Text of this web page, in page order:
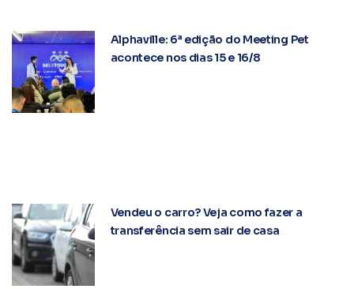
Alphaville: 6ª edição do Meeting Pet
acontece nos dias 15 e 16/8
Vendeu o carro? Veja como fazer a
transferência sem sair de casa